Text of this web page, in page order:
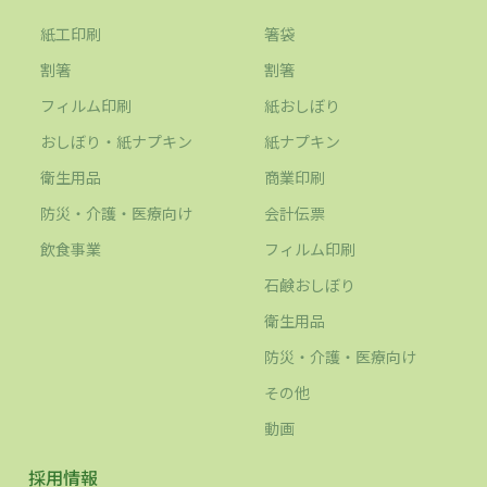
紙工印刷
割箸
フィルム印刷
おしぼり・紙ナプキン
衛生用品
防災・介護・医療向け
飲食事業
箸袋
割箸
紙おしぼり
紙ナプキン
商業印刷
会計伝票
フィルム印刷
石鹸おしぼり
衛生用品
防災・介護・医療向け
その他
動画
採用情報